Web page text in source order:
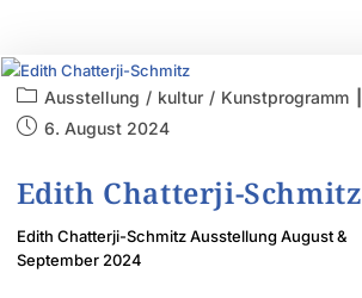
Ausstellung / kultur / Kunstprogramm
6. August 2024
Edith Chatterji-Schmitz
Edith Chatterji-Schmitz Ausstellung August &
September 2024